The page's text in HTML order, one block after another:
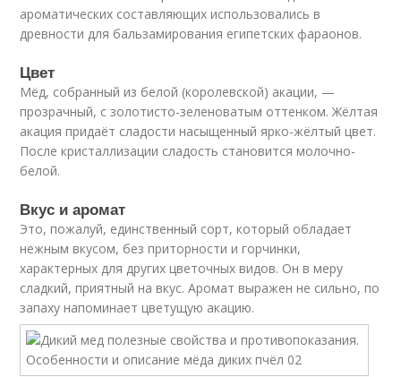
ароматических составляющих использовались в
древности для бальзамирования египетских фараонов.
Цвет
Мёд, собранный из белой (королевской) акации, —
прозрачный, с золотисто-зеленоватым оттенком. Жёлтая
акация придаёт сладости насыщенный ярко-жёлтый цвет.
После кристаллизации сладость становится молочно-
белой.
Вкус и аромат
Это, пожалуй, единственный сорт, который обладает
нежным вкусом, без приторности и горчинки,
характерных для других цветочных видов. Он в меру
сладкий, приятный на вкус. Аромат выражен не сильно, по
запаху напоминает цветущую акацию.